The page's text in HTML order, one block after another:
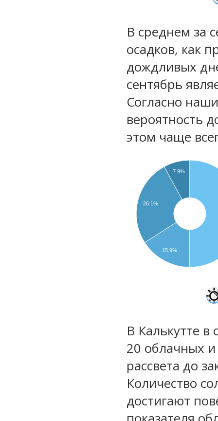
В среднем за
осадков, как
дождливых
сентябрь
Согласно
вероятность
этом чаще
7.9%
26.1%
15.9%
В Калькутте в
20 облачных
рассвета до
Количество
достигают